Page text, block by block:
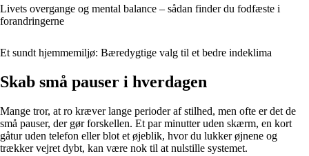
Livets overgange og mental balance – sådan finder du fodfæste i
forandringerne
Et sundt hjemmemiljø: Bæredygtige valg til et bedre indeklima
Skab små pauser i hverdagen
Mange tror, at ro kræver lange perioder af stilhed, men ofte er det de
små pauser, der gør forskellen. Et par minutter uden skærm, en kort
gåtur uden telefon eller blot et øjeblik, hvor du lukker øjnene og
trækker vejret dybt, kan være nok til at nulstille systemet.